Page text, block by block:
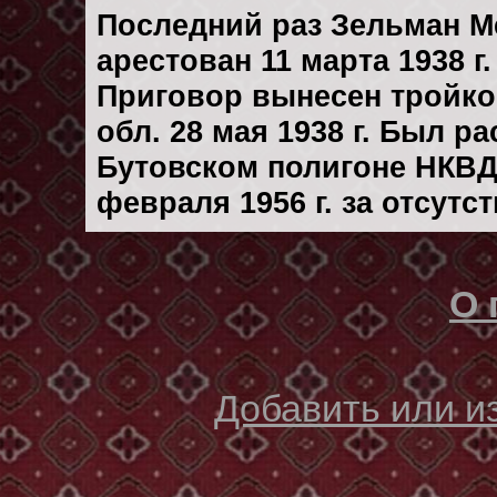
Последний раз Зельман
арестован 11 марта 1938 г.
Приговор вынесен
обл. 28 мая 1938 г. Был
Бутовском полигоне
февраля 1956 г. за
О
Добавить или